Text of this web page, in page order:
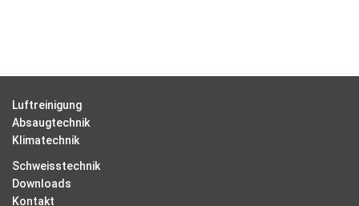
Luftreinigung
Absaugtechnik
Klimatechnik
Schweisstechnik
Downloads
Kontakt